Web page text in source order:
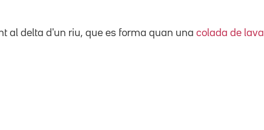
al delta d'un riu, que es forma quan una colada de lava